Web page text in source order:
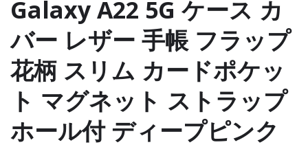
Galaxy A22 5G ケース カ
バー レザー 手帳 フラップ
花柄 スリム カードポケッ
ト マグネット ストラップ
ホール付 ディープピンク